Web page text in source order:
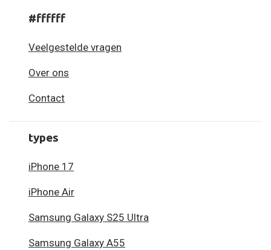
#ffffff
Veelgestelde vragen
Over ons
Contact
types
iPhone 17
iPhone Air
Samsung Galaxy S25 Ultra
Samsung Galaxy A55